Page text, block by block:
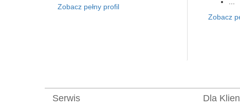
Zobacz pełny profil
Zobacz
Serwis Dla